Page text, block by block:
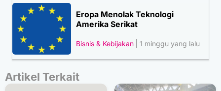
Eropa Menolak Teknologi
Amerika Serikat
Bisnis & Kebijakan 1 minggu yang lalu
Artikel Terkait